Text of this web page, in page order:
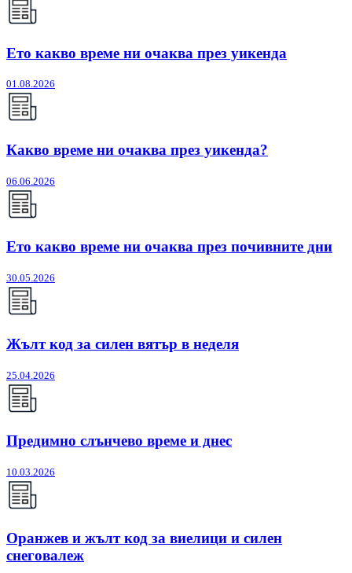
Ето какво време ни очаква през уикенда
01.08.2026
Какво време ни очаква през уикенда?
06.06.2026
Ето какво време ни очаква през почивните дни
30.05.2026
Жълт код за силен вятър в неделя
25.04.2026
Предимно слънчево време и днес
10.03.2026
Оранжев и жълт код за виелици и силен
снеговалеж